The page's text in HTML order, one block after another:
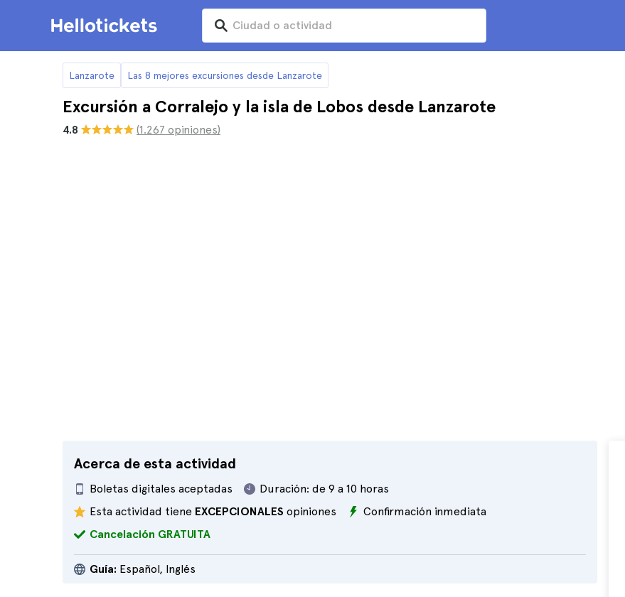
Lanzarote Las 8 mejores excursiones desde Lanzarote
Excursión a Corralejo y la isla de Lobos desde Lanzarote
4.8 (1.267 opiniones)
Acerca de esta actividad
Boletas digitales aceptadas Duración: de 9 a 10 horas
Esta actividad tiene EXCEPCIONALES opiniones
Confirmación inmediata
Cancelación GRATUITA
Guía: Español, Inglés